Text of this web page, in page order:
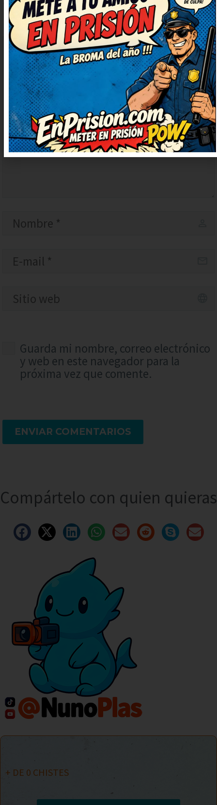
Guarda mi nombre, correo electrónico
y web en este navegador para la
próxima vez que comente.
ENVIAR COMENTARIOS
Compártelo con quien quieras
+ DE 0 CHISTES